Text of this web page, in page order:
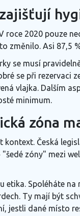
roce 2020 pouze
změnilo. Asi 87,5
se musí
se při
vlajka. Dalším
minimum.
zóna
kontext. Česká
zóny" mezi
etika. Spoléháte
Ty mají být
jestli dané místo